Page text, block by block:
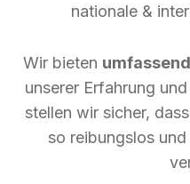
nationale &
Wir bieten
unserer Erfahrung
stellen wir sicher,
so reibungslos